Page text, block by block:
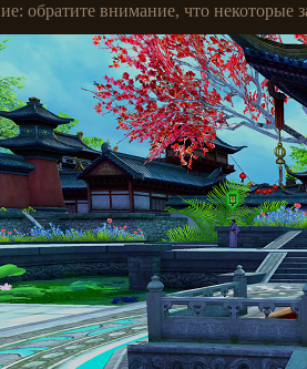
обратите внимание, что некоторые